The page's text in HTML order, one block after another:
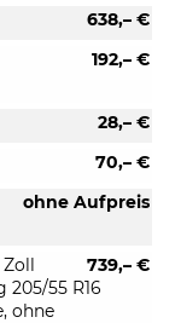
638,– €
192,– €
28,– €
70,– €
ohne Aufpreis
739,– €
55 R16
ohne